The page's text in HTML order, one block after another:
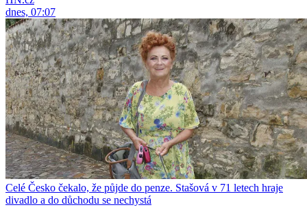
dnes, 07:07
Celé Česko čekalo, že půjde do penze. Stašová v 71 letech hraje
divadlo a do důchodu se nechystá